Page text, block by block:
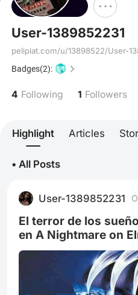
Follow
User-1389852231
peliplat.com/u/13898522/User-
Badges(2):
4 Following 1 Followers
Highlight Articles
• All Posts
User-1389852231
El terror de los
en A Nightmare on